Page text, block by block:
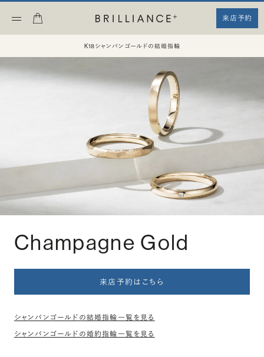
来店予約
K18シャンパンゴールドの結婚指輪
Champagne Gold
来店予約はこちら
シャンパンゴールドの結婚指輪一覧を見る
シャンパンゴールドの婚約指輪一覧を見る